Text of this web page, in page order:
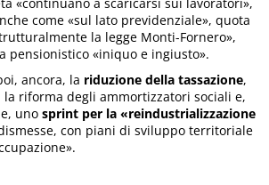
come «sul lato previdenziale», quota
la legge Monti-Fornero»,
pensionistico «iniquo e ingiusto».
ancora, la riduzione della tassazione,
la riforma degli ammortizzatori sociali e,
unosprint per la «reindustrializzazione
con piani di sviluppo territoriale